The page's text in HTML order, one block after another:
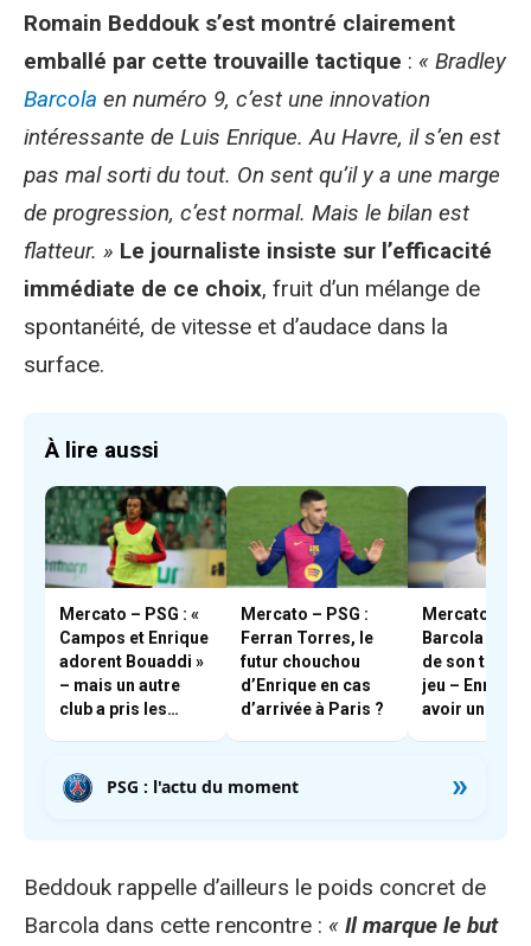
Romain Beddouk s’est montré clairement
emballé par cette trouvaille tactique : « Bradley
Barcola en numéro 9, c’est une innovation
intéressante de Luis Enrique. Au Havre, il s’en est
pas mal sorti du tout. On sent qu’il y a une marge
de progression, c’est normal. Mais le bilan est
flatteur. » Le journaliste insiste sur l’efficacité
immédiate de ce choix, fruit d’un mélange de
spontanéité, de vitesse et d’audace dans la
surface.
À lire aussi
Mercato – PSG : «
Campos et Enrique
adorent Bouaddi »
– mais un autre
club a pris les
Mercato – PSG :
Ferran Torres, le
futur chouchou
d’Enrique en cas
d’arrivée à Paris ?
Mercato –
Barcola se
de son
jeu – Enrique
avoir une
PSG : l'actu du moment »
Beddouk rappelle d’ailleurs le poids concret de
Barcola dans cette rencontre : « Il marque le but